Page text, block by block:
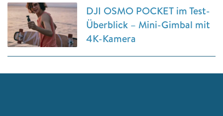
DJI OSMO POCKET im Test-
Überblick – Mini-Gimbal mit
4K-Kamera